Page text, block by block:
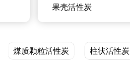
果壳活性炭
煤质颗粒活性炭 柱状活性炭